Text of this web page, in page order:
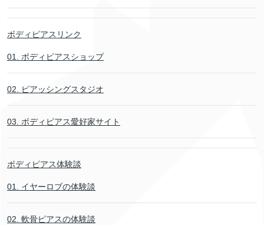
ボディピアスリンク
01. ボディピアスショップ
02. ピアッシングスタジオ
03. ボディピアス愛好家サイト
ボディピアス体験談
01. イヤーロブの体験談
02. 軟骨ピアスの体験談